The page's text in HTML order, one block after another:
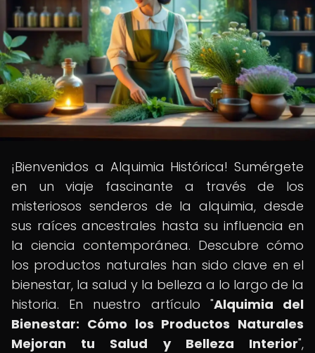
¡Bienvenidos a Alquimia Histórica! Sumérgete
en un viaje fascinante a través de los
misteriosos senderos de la alquimia, desde
sus raíces ancestrales hasta su influencia en
la ciencia contemporánea. Descubre cómo
los productos naturales han sido clave en el
bienestar, la salud y la belleza a lo largo de la
historia. En nuestro artículo "Alquimia del
Bienestar: Cómo los Productos Naturales
Mejoran tu Salud y Belleza Interior",